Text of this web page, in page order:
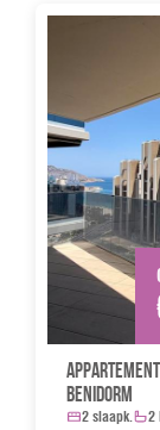
Benidorm
2 slaapk. 2